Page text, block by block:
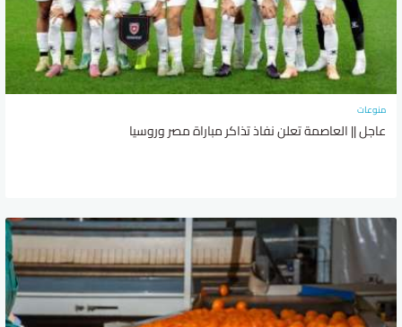
منوعات
عاجل || العاصمة تعلن نفاذ تذاكر مباراة مصر وروسيا